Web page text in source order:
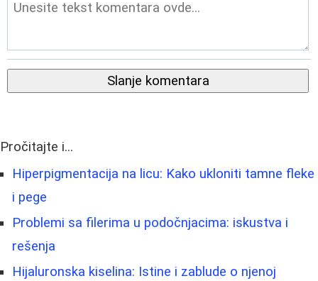
Slanje komentara
Pročitajte i...
Hiperpigmentacija na licu: Kako ukloniti tamne fleke
i pege
Problemi sa filerima u podočnjacima: iskustva i
rešenja
Hijaluronska kiselina: Istine i zablude o njenoj